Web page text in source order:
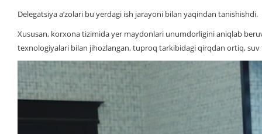
Delegatsiya a’zolari bu yerdagi ish jarayoni bilan yaqindan tanishishdi.
Xususan, korxona tizimida yer maydonlari unumdorligini aniqlab
texnologiyalari bilan jihozlangan, tuproq tarkibidagi qirqdan ortiq, suv